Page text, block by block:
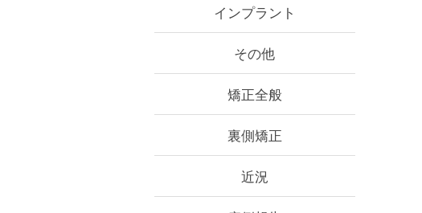
インプラント
その他
矯正全般
裏側矯正
近況